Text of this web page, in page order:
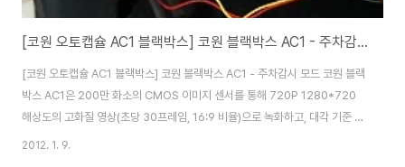
[코원 오토캡슐 AC1 블랙박스] 코원 블랙박스 AC1 - 주차감시 모드
[코원 오토캡슐 AC1 블랙박스] 코원 블랙박스 AC1 - 주차감시 모드 코원 블랙
박스 AC1은 200만 화소의 CMOS 이미지 센서를 통해 720P 1280*720
해상도의 고화질 영상(초당 30프레임, 16:9 비율)으로 녹화하고, 대각 기준 최
대 150도로 넓은 각도로 녹화 제공, 영상 녹화와 함께 음성 녹음, 상시 녹화, 충
2012. 1. 9.